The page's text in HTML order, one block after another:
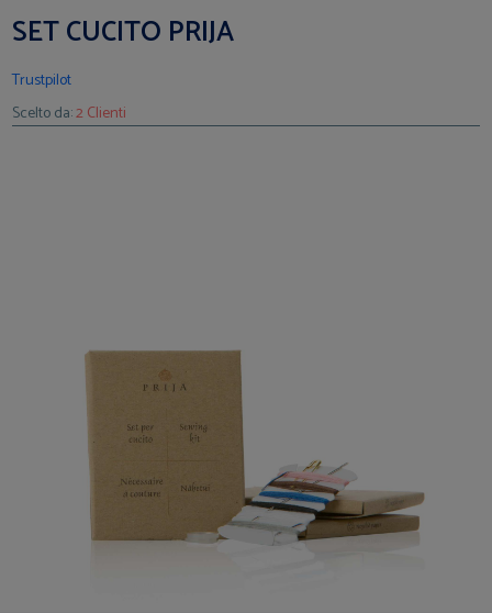
SET CUCITO PRIJA
Trustpilot
Scelto da:2 Clienti